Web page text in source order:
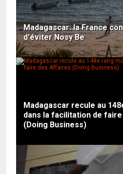
Madagascar: la France
d'éviter Nosy Be
Madagascar recule au
dans la facilitation de
(Doing Business)